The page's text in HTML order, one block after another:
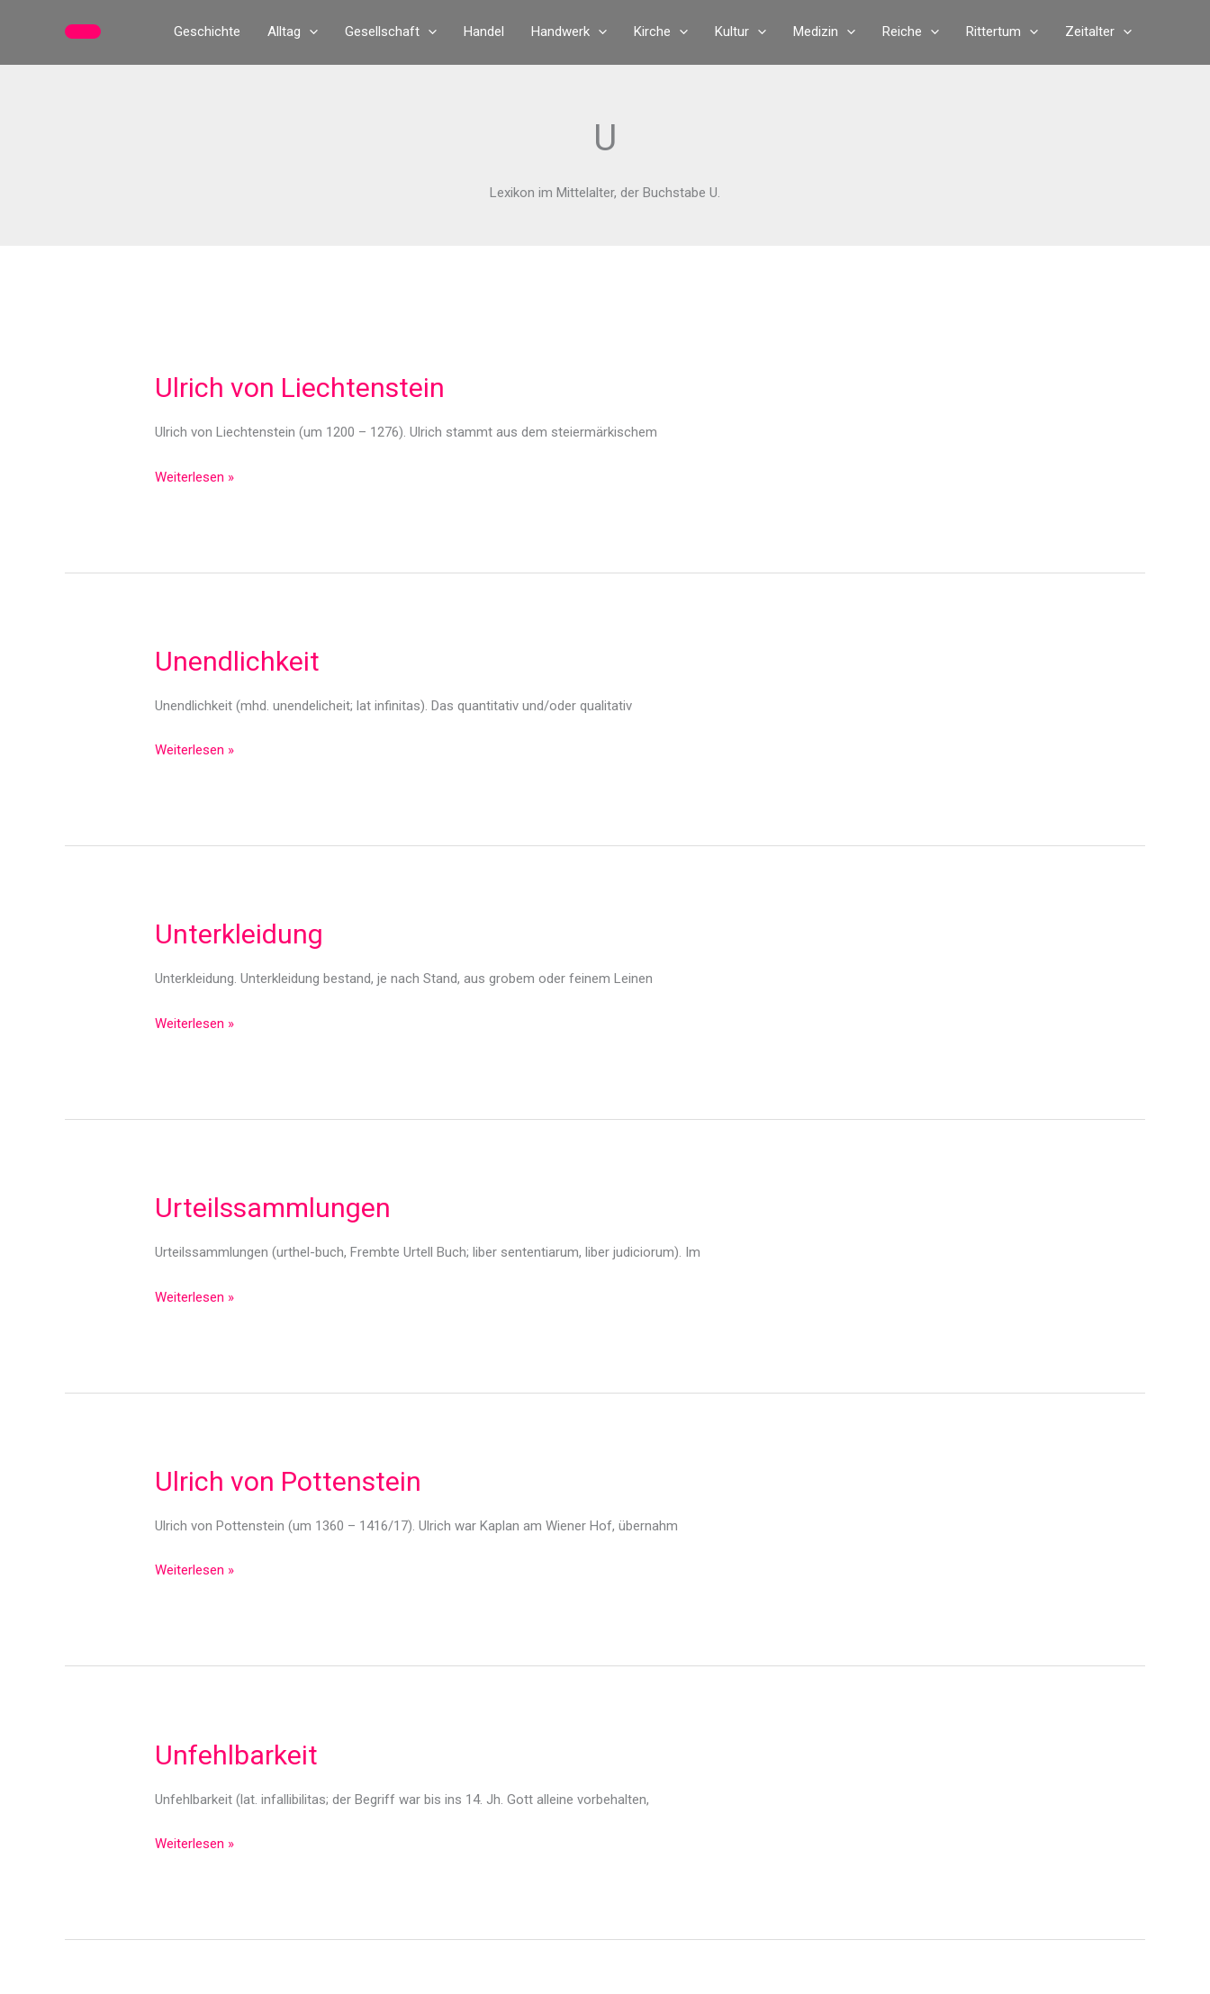
Geschichte Alltag Gesellschaft Handel Handwerk Kirche Kultur Medizin Reiche Rittertum Zeitalter
U
Lexikon im Mittelalter, der Buchstabe U.
Ulrich von Liechtenstein
Ulrich von Liechtenstein (um 1200 – 1276). Ulrich stammt aus dem steiermärkischem
Ulrich
Weiterlesen »
Unendlichkeit
Unendlichkeit (mhd. unendelicheit; lat infinitas). Das quantitativ und/oder qualitativ
Unendlichkeit
Weiterlesen »
Unterkleidung
Unterkleidung. Unterkleidung bestand, je nach Stand, aus grobem oder feinem Leinen
Unterkleidung
Weiterlesen »
Urteilssammlungen
Urteilssammlungen (urthel-buch, Frembte Urtell Buch; liber sententiarum, liber judiciorum). Im
Urteilssammlungen
Weiterlesen »
Ulrich von Pottenstein
Ulrich von Pottenstein (um 1360 – 1416/17). Ulrich war Kaplan am Wiener Hof, übernahm
Ulrich
Weiterlesen »
Unfehlbarkeit
Unfehlbarkeit (lat. infallibilitas; der Begriff war bis ins 14. Jh. Gott alleine vorbehalten,
Unfehlbarkeit
Weiterlesen »